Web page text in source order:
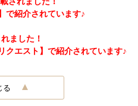
で紹介されています♪
ました！
クエスト】で紹介されています♪
る